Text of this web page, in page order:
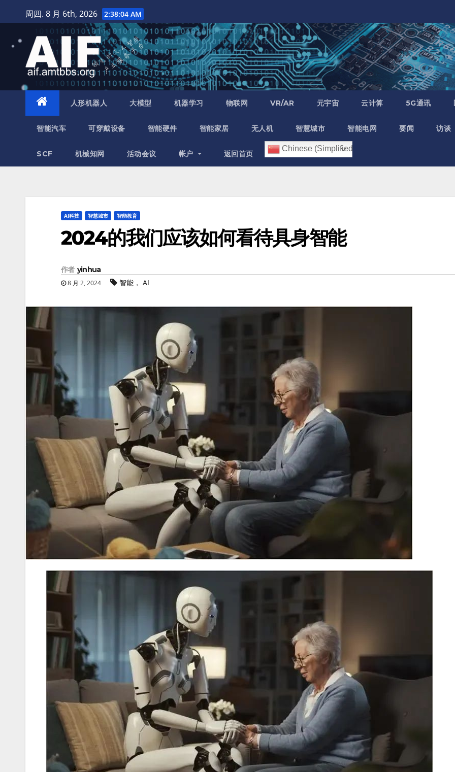
至
周四. 8 月 6th, 2026 2:38:05 AM
人形机器人 大模型 机器学习 物联网 VR/AR 元宇宙 云计算 5G通讯
智能汽车 可穿戴设备 智能硬件 智能家居 无人机 智慧城市 智能电网 要闻 访谈
SCF 机械知网 活动会议 帐户 返回首页
Chinese (Simplified)
AI科技 智慧城市 智能教育
2024的我们应该如何看待具身智能
作者 yinhua
8 月 2, 2024 智能， AI